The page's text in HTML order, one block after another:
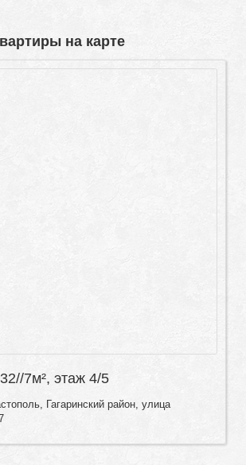
на карте
7м², этаж 4/5
Гагаринский район, улица